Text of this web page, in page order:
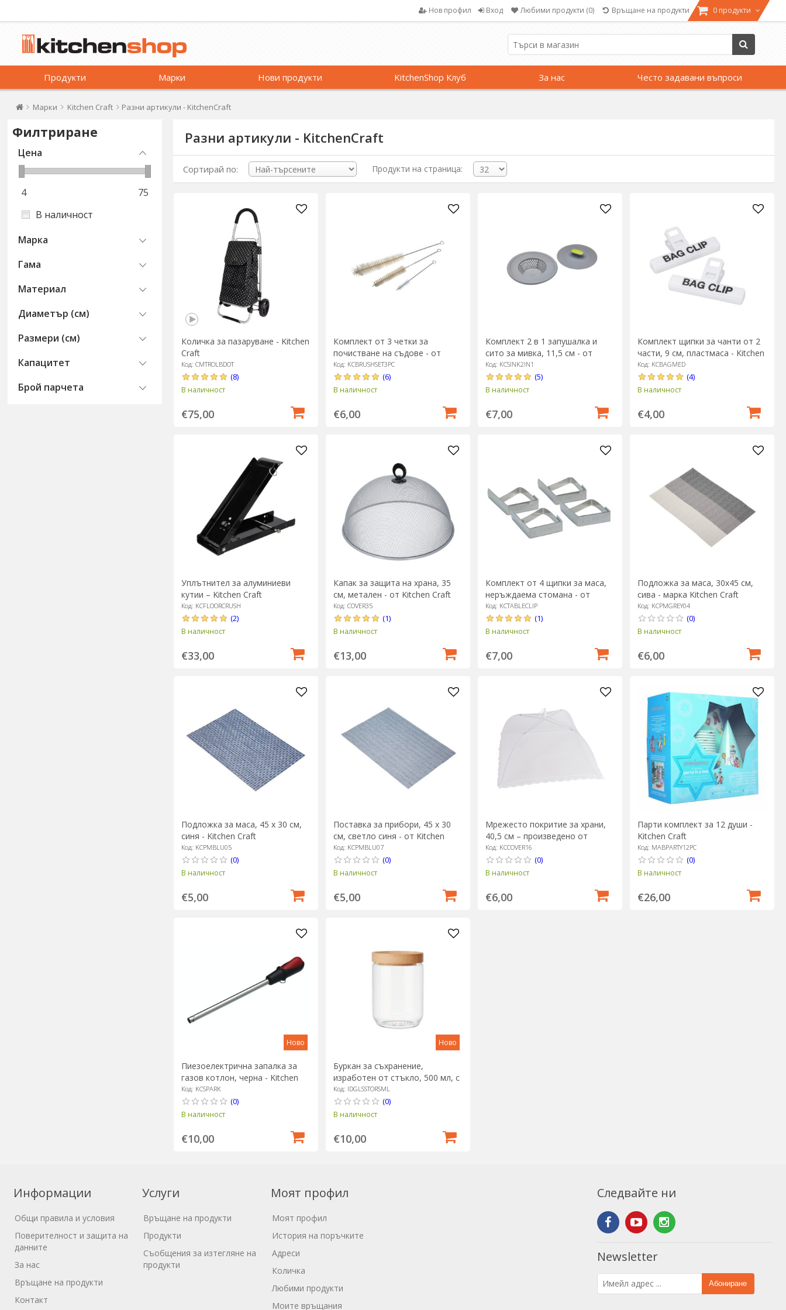
Нов профил Вход Любими продукти (0) Връщане на продукти 0 продукти
Продукти Марки Нови продукти KitchenShop Клуб За нас Често задавани въпроси
Марки Kitchen Craft Разни артикули - KitchenCraft
Филтриране
Цена
4
75
В наличност
Марка
Гама
Материал
Диаметър (см)
Размери (см)
Капацитет
Брой парчета
Разни артикули - KitchenCraft
Сортирай по: Продукти на страница:
Количка за пазаруване - Kitchen
Craft
Код: CMTROLBDOT
(8)
В наличност
€75,00
Комплект от 3 четки за
почистване на съдове - от
Kitchen Craft
Код: KCBRUSHSET3PC
(6)
В наличност
€6,00
Комплект 2 в 1 запушалка и
сито за мивка, 11,5 см - от
Kitchen Craft
Код: KCSINK2IN1
(5)
В наличност
€7,00
Комплект щипки за чанти от 2
части, 9 см, пластмаса - Kitchen
Craft
Код: KCBAGMED
(4)
В наличност
€4,00
Уплътнител за алуминиеви
кутии – Kitchen Craft
Код: KCFLOORCRUSH
(2)
В наличност
€33,00
Капак за защита на храна, 35
см, метален - от Kitchen Craft
Код: COVER35
(1)
В наличност
€13,00
Комплект от 4 щипки за маса,
неръждаема стомана - от
Kitchen Craft
Код: KCTABLECLIP
(1)
В наличност
€7,00
Подложка за маса, 30х45 см,
сива - марка Kitchen Craft
Код: KCPMGREY04
(0)
В наличност
€6,00
Подложка за маса, 45 х 30 см,
синя - Kitchen Craft
Код: KCPMBLU05
(0)
В наличност
€5,00
Поставка за прибори, 45 х 30
см, светло синя - от Kitchen
Craft
Код: KCPMBLU07
(0)
В наличност
€5,00
Мрежесто покритие за храни,
40,5 см – произведено от
Кухненски занаят
Код: KCCOVER16
(0)
В наличност
€6,00
Парти комплект за 12 души -
Kitchen Craft
Код: MABPARTY12PC
(0)
В наличност
€26,00
Ново
Пиезоелектрична запалка за
газов котлон, черна - Kitchen
Craft
Код: KCSPARK
(0)
В наличност
€10,00
Ново
Буркан за съхранение,
изработен от стъкло, 500 мл, с
бамбуков капак, "Idilica" -
Kitchen Craft
Код: IDGLSSTORSML
(0)
В наличност
€10,00
Информации
Общи правила и условия
Поверителност и защита на
данните
За нас
Връщане на продукти
Контакт
Услуги
Връщане на продукти
Продукти
Съобщения за изтегляне на
продукти
Моят профил
Моят профил
История на поръчките
Адреси
Количка
Любими продукти
Моите връщания
Следвайте ни
Newsletter
Абониране